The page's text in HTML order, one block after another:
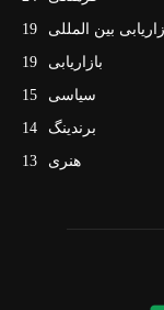
بین المللی
19
بازاریابی
19
سیاسی
15
برندینگ
14
هنری
13